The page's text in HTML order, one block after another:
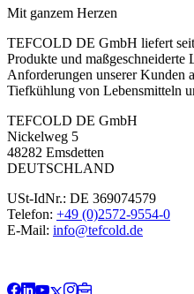
Mit ganzem Herzen
TEFCOLD DE GmbH liefert seit
Produkte und maßgeschneiderte
Anforderungen unserer Kunden
Tiefkühlung von Lebensmitteln
TEFCOLD DE GmbH
Nickelweg 5
48282 Emsdetten
DEUTSCHLAND
USt-IdNr.: DE 369074579
Telefon: +49 (0)2572-9554-0
E-Mail: info@tefcold.de